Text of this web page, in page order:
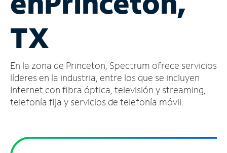
cuenta
Encuentra
tienda
TX
En la zona de Princeton, Spectrum ofrece servicios
líderes en la industria, entre los que se incluyen
Internet con fibra óptica, televisión y streaming,
telefonía fija y servicios de telefonía móvil.